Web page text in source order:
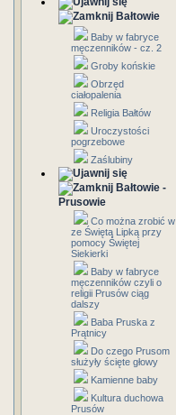
Bałtowie
Baby w fabryce
męczenników - cz. 2
Groby końskie
Obrzęd
ciałopalenia
Religia Bałtów
Uroczystości
pogrzebowe
Zaślubiny
Bałtowie -
Prusowie
Co można zrobić w
ze Świętą Lipką przy
pomocy Świętej
Siekierki
Baby w fabryce
męczenników czyli o
religii Prusów ciąg
dalszy
Baba Pruska z
Prątnicy
Do czego Prusom
służyły ścięte głowy
Kamienne baby
Kultura duchowa
Prusów